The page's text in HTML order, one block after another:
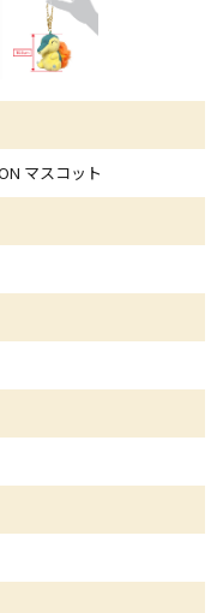
マスコット